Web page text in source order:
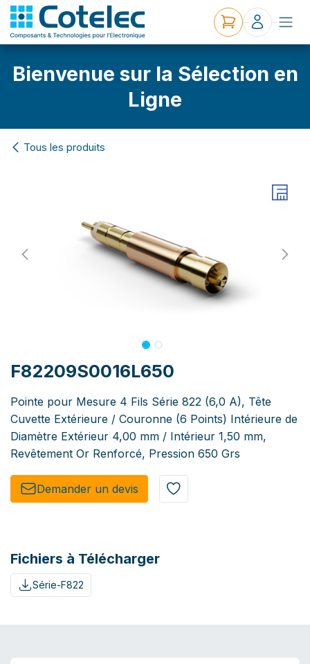
Bienvenue sur la Sélection en
Ligne
Tous les produits
F82209S0016L650
Pointe pour Mesure 4 Fils Série 822 (6,0 A), Tête
Cuvette Extérieure / Couronne (6 Points) Intérieure de
Diamètre Extérieur 4,00 mm / Intérieur 1,50 mm,
Revêtement Or Renforcé, Pression 650 Grs
Demander un de​​vis​​
Fichiers à Télécharger
Série-F822